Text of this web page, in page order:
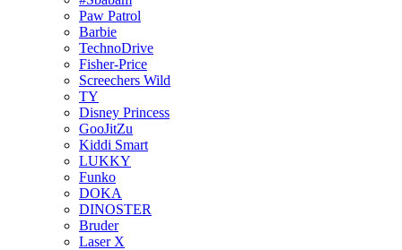
Paw Patrol
Barbie
TechnoDrive
Fisher-Price
Screechers Wild
TY
Disney Princess
GooJitZu
Kiddi Smart
LUKKY
Funko
DOKA
DINOSTER
Bruder
Laser X